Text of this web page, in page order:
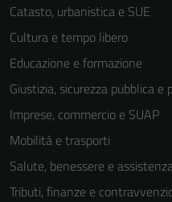
Catasto, urbanistica e SUE
Cultura e tempo libero
Educazione e formazione
Giustizia, sicurezza pubblica e
Imprese, commercio e SUAP
Mobilità e trasporti
Salute, benessere e
Tributi, finanze e